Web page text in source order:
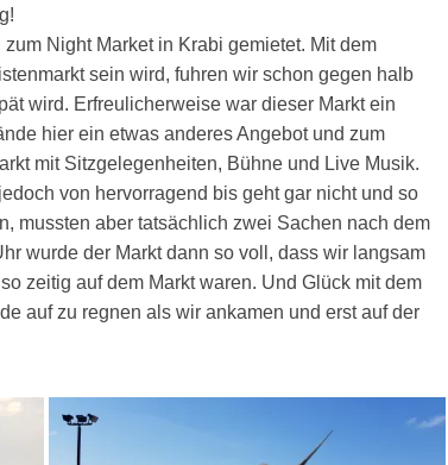
Night Market in Krabi gemietet. Mit dem
sein wird, fuhren wir schon gegen halb
wird. Erfreulicherweise war dieser Markt ein
hier ein etwas anderes Angebot und zum
mit Sitzgelegenheiten, Bühne und Live Musik.
von hervorragend bis geht gar nicht und so
mussten aber tatsächlich zwei Sachen nach dem
wurde der Markt dann so voll, dass wir langsam
zeitig auf dem Markt waren. Und Glück mit dem
auf zu regnen als wir ankamen und erst auf der